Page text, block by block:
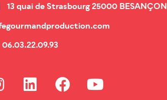
13 quai de Strasbourg 25000 BESANÇON
06.03.22.09.93